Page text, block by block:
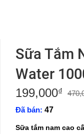
Sữa Tắm
Water
199,000₫
Đã bán: 47
Sữa tắm nam cao